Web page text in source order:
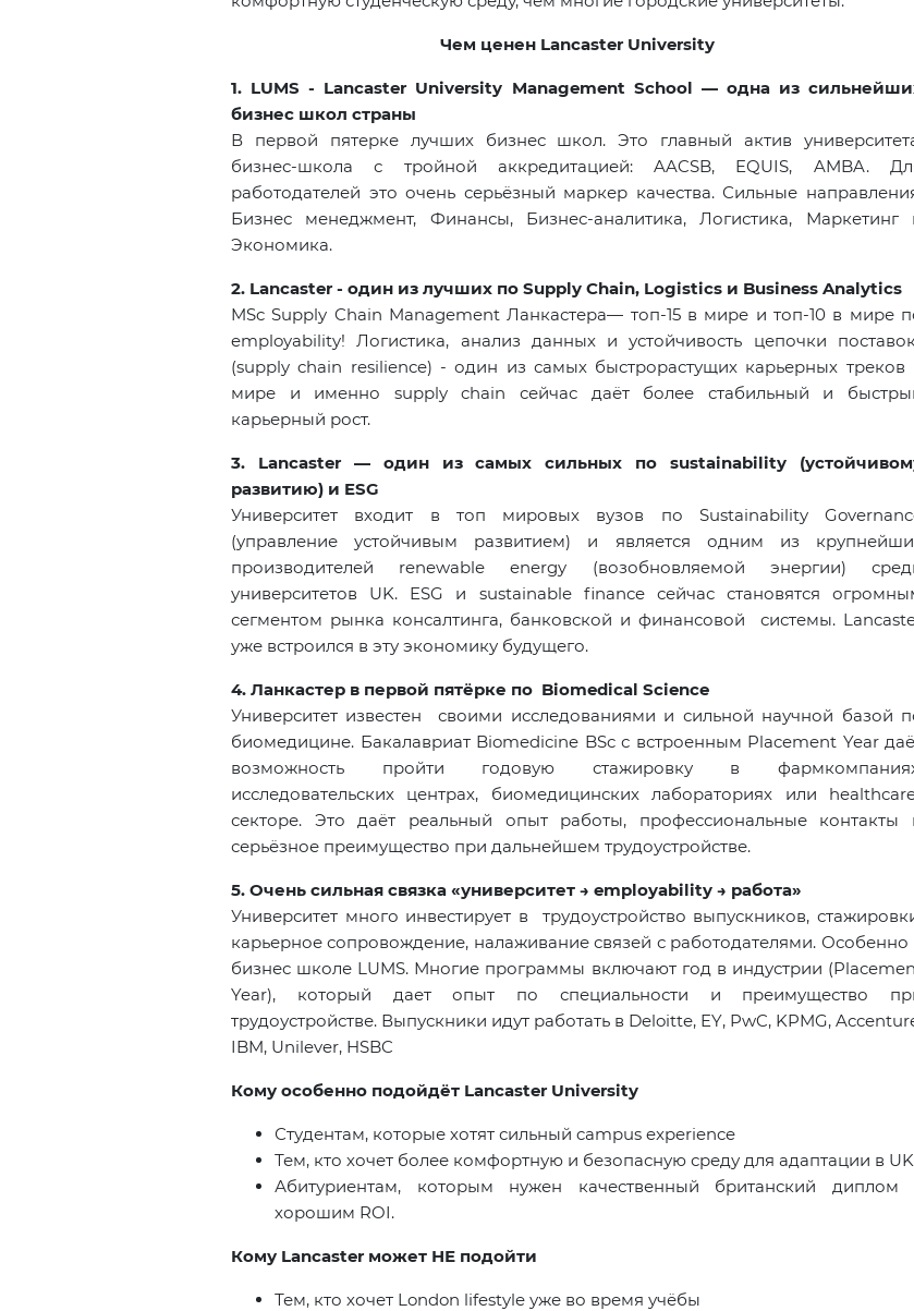
Чем цененLancaster University
1. LUMS - Lancaster University Management School — одна из
бизнес школ страны
В первой пятерке лучших бизнес школ. Это главный актив
бизнес-школа с тройной аккредитацией: AACSB, EQUIS, AMBA.
работодателей это очень серьёзный маркер качества. Сильные
Бизнес менеджмент, Финансы, Бизнес-аналитика, Логистика, Маркетинг
Экономика.
2. Lancaster - один из лучших по Supply Chain, Logistics и Business Analytics
MSc Supply Chain ManagementЛанкастера— топ-15 в мире и топ-10 в мире
employability!Логистика, анализ данных и устойчивость цепочки
(supply chain resilience) - один из самых быстрорастущих карьерных треков
мире и именно supply chain сейчас даёт более стабильный и
карьерный рост.
3. Lancaster — один из самых сильных по sustainability
развитию) и ESG
Университет входит в топ мировых вузов по Sustainability
(управление устойчивым развитием) и является одним из
производителей renewable energy (возобновляемой энергии)
университетов UK. ESG и sustainable finance сейчас становятся
сегментом рынка консалтинга, банковской и финансовой системы.
уже встроился в эту экономику будущего.
4. Ланкастер в первой пятёрке по Biomedical Science
Университет известен своими исследованиями и сильной научной базой
биомедицине. Бакалавриат Biomedicine BSc с встроенным Placement Year
возможность пройти годовую стажировку в
исследовательских центрах, биомедицинских лабораториях или
секторе. Это даёт реальный опыт работы, профессиональные контакты
серьёзное преимущество при дальнейшем трудоустройстве.
5. Очень сильная связка «университет → employability → работа»
Университет много инвестирует в трудоустройство выпускников,
карьерное сопровождение, налаживание связей с работодателями. Особенно
бизнес школе LUMS. Многие программы включают год в индустрии
Year), который дает опыт по специальности и преимущество
трудоустройстве. Выпускники идут работать в Deloitte, EY, PwC, KPMG,
IBM, Unilever, HSBC
Кому особенно подойдёт Lancaster University
Студентам, которые хотят сильный campus experience
Тем, кто хочет более комфортную и безопасную среду для адаптации в UK
Абитуриентам, которым нужен качественный британский диплом
хорошим ROI.
Кому Lancaster может НЕ подойти
Тем, кто хочет London lifestyle уже во время учёбы